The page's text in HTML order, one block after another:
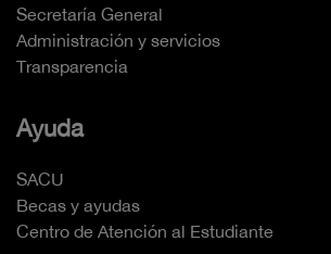
Secretaría General
Administración y servicios
Transparencia
Ayuda
SACU
Becas y ayudas
Centro de Atención al Estudiante